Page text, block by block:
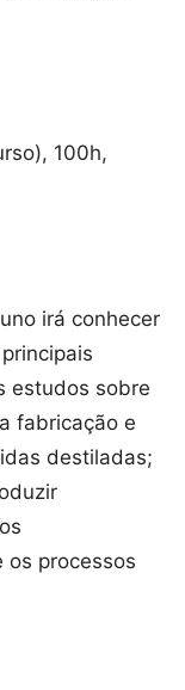
100h,
irá conhecer
estudos sobre
fabricação e
destiladas;
os processos